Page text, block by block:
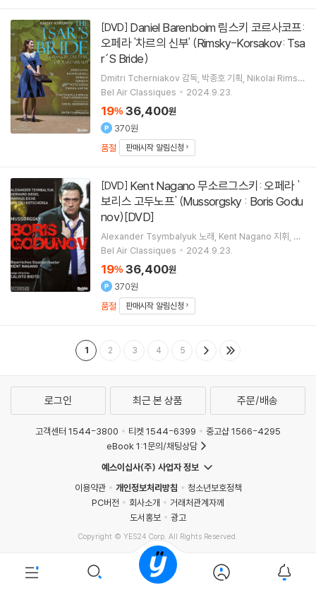
[DVD]
오페라 '차르의 신부' (Rimsky-Korsakov: Tsa
r´S Bride)
Dmitri Tcherniakov감독 박종호기획 Nikolai Rimsk
y-Korsakov작곡 Johannes Martin Kranzle
Bel Air Classiques 2024.9.23.
19% 36,400원
370원
품절
판매시작 알림신청
[DVD]
보리스 고두노프` (Mussorgsky : Boris Godu
nov)[DVD]
Alexander Tsymbalyuk 노래 Kent Nagano 지휘 Ba
yerisches Staatsorchester 오케스트라
Bel Air Classiques 2024.9.23.
19% 36,400원
370원
품절
판매시작 알림신청
1 2 3 4 5
로그인 최근 본 상품 주문/배송
고객센터 1544-3800 티켓 1544-6399
중고샵 1566-4295
eBook 1:1문의/채팅상담
예스이십사(주) 사업자 정보
이용약관
개인정보처리방침
청소년보호정책
PC버전
회사소개
거래처관계자께
도서홍보
광고
Copyright © YES24 Corp. All Rights Reserved.